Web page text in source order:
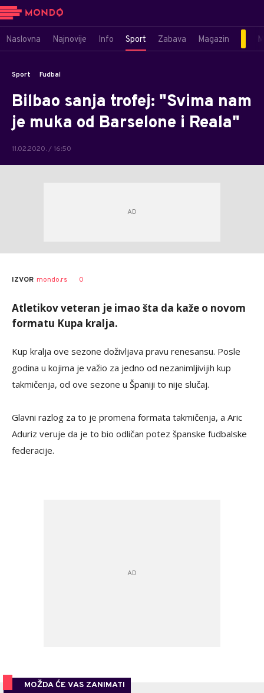
Naslovna Najnovije Info Sport Zabava Magazin
Sport Fudbal
Bilbao sanja trofej: "Svima nam
je muka od Barselone i Reala"
11.02.2020. / 16:50
IZVOR mondo.rs 0
Atletikov veteran je imao šta da kaže o novom
formatu Kupa kralja.
Kup kralja ove sezone doživljava pravu renesansu. Posle
godina u kojima je važio za jedno od nezanimljivijih kup
takmičenja, od ove sezone u Španiji to nije slučaj.
Glavni razlog za to je promena formata takmičenja, a Aric
Aduriz veruje da je to bio odličan potez španske fudbalske
federacije.
MOŽDA ĆE VAS ZANIMATI